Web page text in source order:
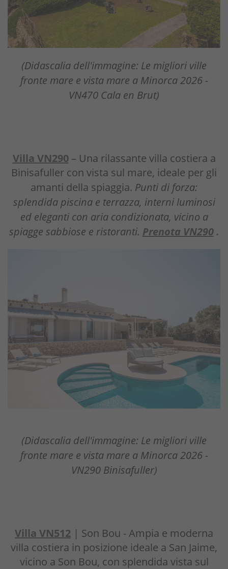
(Didascalia dell'immagine: Le migliori ville
fronte mare e vista mare a Minorca 2026 -
VN470 Cala en Brut)
Villa VN290– Una rilassante villa costiera a
Binisafuller con vista sul mare, ideale per gli
amanti della spiaggia. Punti di forza:
splendida piscina e terrazza, interni luminosi
ed eleganti con aria condizionata, vicino a
spiagge sabbiose e ristoranti. Prenota VN290 .
(Didascalia dell'immagine: Le migliori ville
fronte mare e vista mare a Minorca 2026 -
VN290 Binisafuller)
Villa VN512 | Son Bou - Ampia e moderna
villa costiera in posizione ideale a San Jaime,
vicino a Son Bou, con splendida vista sul